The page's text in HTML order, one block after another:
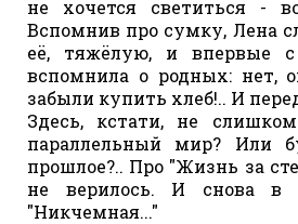
не хочется светиться -
Вспомнив про сумку, Лена
её, тяжёлую, и впервые с
вспомнила о родных: нет,
забыли купить хлеб!.. И
Здесь, кстати, не
параллельный мир? Или
прошлое?.. Про "Жизнь за
не верилось. И снова в
"Никчемная..."